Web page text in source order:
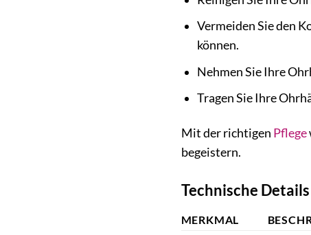
Vermeiden Sie den
können.
Nehmen Sie Ihre
Tragen Sie Ihre
Mit der richtigen Pflege
begeistern.
Technische
MERKMAL